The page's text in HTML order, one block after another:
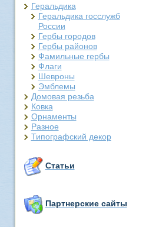
Геральдика
Геральдика госслужб
России
Гербы городов
Гербы районов
Фамильные гербы
Флаги
Шевроны
Эмблемы
Домовая резьба
Ковка
Орнаменты
Разное
Типографский декор
Статьи
Партнерские сайты